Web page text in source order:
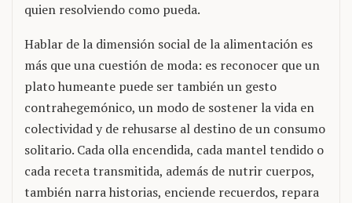
quien resolviendo como pueda.
Hablar de la dimensión social de la alimentación es
más que una cuestión de moda: es reconocer que un
plato humeante puede ser también un gesto
contrahegemónico, un modo de sostener la vida en
colectividad y de rehusarse al destino de un consumo
solitario. Cada olla encendida, cada mantel tendido o
cada receta transmitida, además de nutrir cuerpos,
también narra historias, enciende recuerdos, repara